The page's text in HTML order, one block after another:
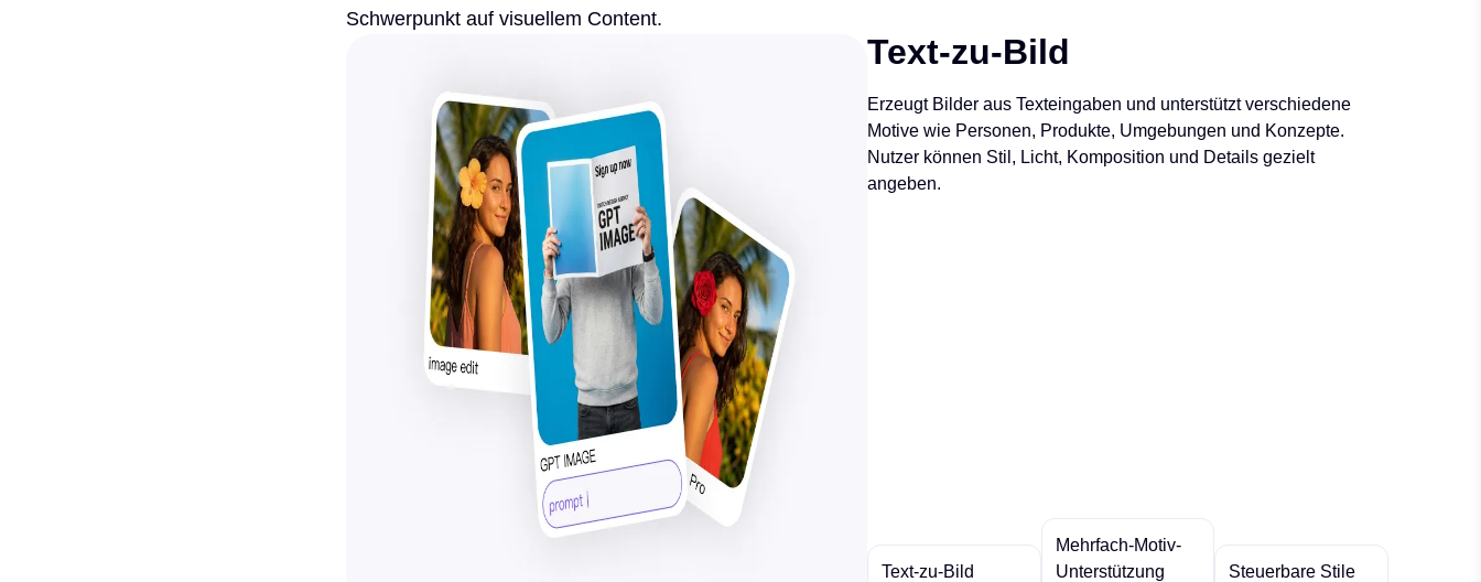
Schwerpunkt auf visuellem Content.
Text-zu-Bild
Erzeugt Bilder aus Texteingaben und unterstützt verschiedene
Motive wie Personen, Produkte, Umgebungen und Konzepte.
Nutzer können Stil, Licht, Komposition und Details gezielt
angeben.
Text-zu-Bild
Mehrfach-Motiv-
Unterstützung
Steuerbare Stile